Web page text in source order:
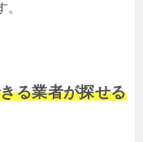
る業者が探せる